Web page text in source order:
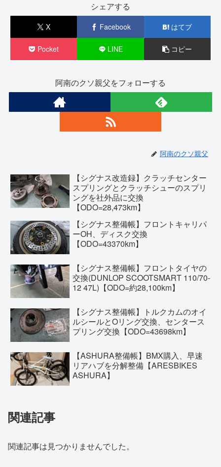
シェアする
X Facebook はてブ
Pocket LINE コピー
阿南のクソ親父をフォローする
阿南のクソ親父
【シグナス改造録】クラッチセンター
スプリングとクラッチシューのスプリ
ングを社外品に交換
【ODO=28,473km】
【シグナス整備帳】フロントキャリパ
ーOH、ディスク交換
【ODO=43370km】
【シグナス整備帳】フロントタイヤの
交換(DUNLOP SCOOTSMART 110/70-
12 47L)【ODO=約28,100km】
【シグナス整備帳】トルクカムのオイ
ルシールとOリング交換、センタース
プリング交換【ODO=43698km】
【ASHURA整備帳】BMX購入、早速
リアハブを分解整備【ARESBIKES
ASHURA】
関連記事
関連記事は見つかりませんでした。